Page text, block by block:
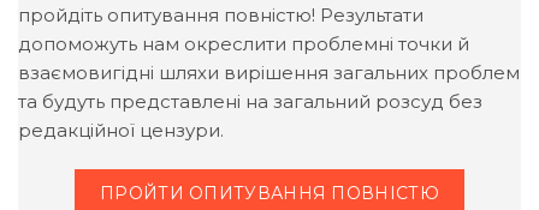
пройдіть опитування повністю! Результати
допоможуть нам окреслити проблемні точки й
взаємовигідні шляхи вирішення загальних проблем
та будуть представлені на загальний розсуд без
редакційної цензури.
ПРОЙТИ ОПИТУВАННЯ ПОВНІСТЮ